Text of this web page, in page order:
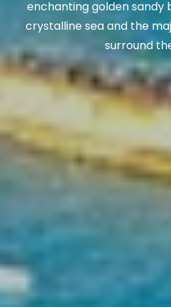
enchanting golden sandy
crystalline sea and the
surround